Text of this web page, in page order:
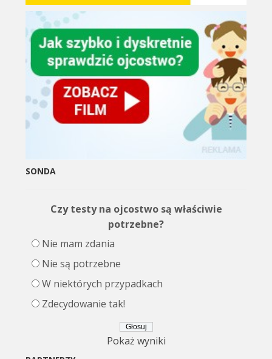
SONDA
Czy testy na ojcostwo są właściwie
potrzebne?
Nie mam zdania
Nie są potrzebne
W niektórych przypadkach
Zdecydowanie tak!
Pokaż wyniki